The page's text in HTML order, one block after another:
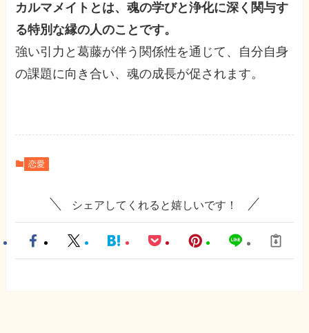
カルマメイトとは、魂の学びと浄化に深く関与す
る特別な縁の人のことです。
強い引力と葛藤が伴う関係性を通じて、自分自身
の課題に向き合い、魂の成長が促されます。
恋愛
シェアしてくれると嬉しいです！